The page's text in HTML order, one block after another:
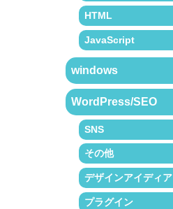
HTML
JavaScript
windows
WordPress/SEO
SNS
その他
デザインアイディア
プラグイン